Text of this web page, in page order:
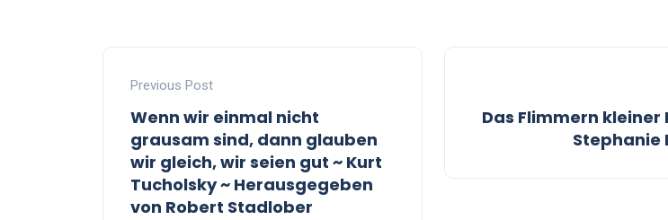
Previous Post
Wenn wir einmal nicht
grausam sind, dann glauben
wir gleich, wir seien gut ~ Kurt
Tucholsky ~ Herausgegeben
von Robert Stadlober
Das Flimmern kleiner
Stephanie